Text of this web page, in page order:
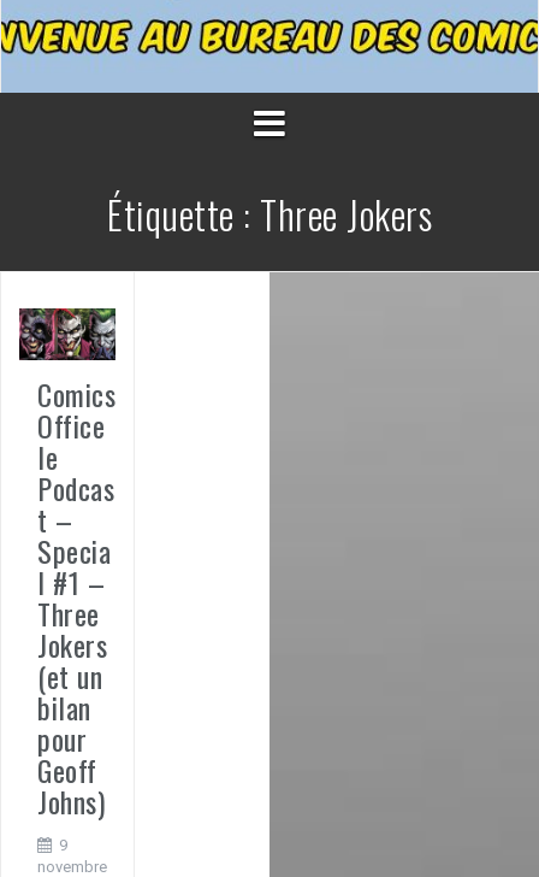
Étiquette : Three Jokers
Comics
Office
le
Podcas
t –
Specia
l #1 –
Three
Jokers
(et un
bilan
pour
Geoff
Johns)
9
novembre